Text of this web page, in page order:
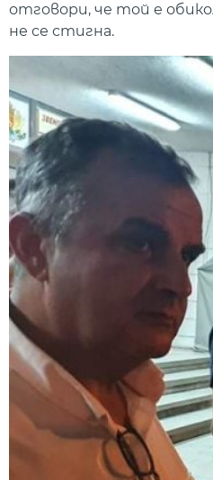
отговори, че той е
не се стигна.